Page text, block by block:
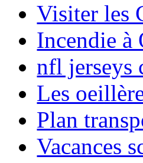
Visiter les
Incendie à
nfl jerseys
Les
Plan
Vacances